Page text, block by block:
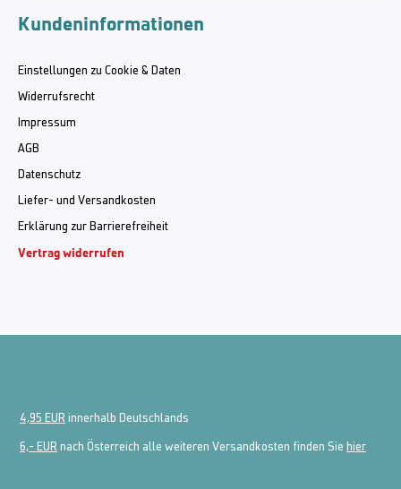
Kundeninformationen
Einstellungen zu Cookie & Daten
Widerrufsrecht
Impressum
AGB
Datenschutz
Liefer- und Versandkosten
Erklärung zur Barrierefreiheit
Vertrag widerrufen
4,95 EUR innerhalb Deutschlands
6,- EUR nach Österreich alle weiteren Versandkosten finden Sie hier